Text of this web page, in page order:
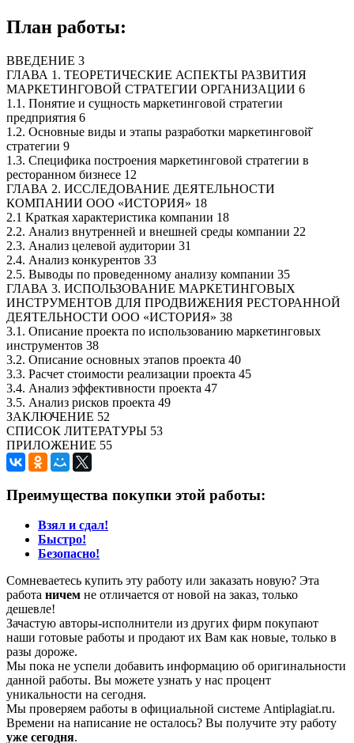
План работы:
ВВЕДЕНИЕ 3
ГЛАВА 1. ТЕОРЕТИЧЕСКИЕ АСПЕКТЫ РАЗВИТИЯ
МАРКЕТИНГОВОЙ СТРАТЕГИИ ОРГАНИЗАЦИИ 6
1.1. Понятие и сущность маркетинговой стратегии
предприятия 6
1.2. Основные виды и этапы разработки маркетинговой̆
стратегии 9
1.3. Специфика построения маркетинговой стратегии в
ресторанном бизнесе 12
ГЛАВА 2. ИССЛЕДОВАНИЕ ДЕЯТЕЛЬНОСТИ
КОМПАНИИ ООО «ИСТОРИЯ» 18
2.1 Краткая характеристика компании 18
2.2. Анализ внутренней и внешней среды компании 22
2.3. Анализ целевой аудитории 31
2.4. Анализ конкурентов 33
2.5. Выводы по проведенному анализу компании 35
ГЛАВА 3. ИСПОЛЬЗОВАНИЕ МАРКЕТИНГОВЫХ
ИНСТРУМЕНТОВ ДЛЯ ПРОДВИЖЕНИЯ РЕСТОРАННОЙ
ДЕЯТЕЛЬНОСТИ ООО «ИСТОРИЯ» 38
3.1. Описание проекта по использованию маркетинговых
инструментов 38
3.2. Описание основных этапов проекта 40
3.3. Расчет стоимости реализации проекта 45
3.4. Анализ эффективности проекта 47
3.5. Анализ рисков проекта 49
ЗАКЛЮЧЕНИЕ 52
СПИСОК ЛИТЕРАТУРЫ 53
ПРИЛОЖЕНИЕ 55
Преимущества покупки этой работы:
Взял и сдал!
Быстро!
Безопасно!
Сомневаетесь купить эту работу или заказать новую? Эта
работа ничем не отличается от новой на заказ, только
дешевле!
Зачастую авторы-исполнители из других фирм покупают
наши готовые работы и продают их Вам как новые, только в
разы дороже.
Мы пока не успели добавить информацию об оригинальности
данной работы. Вы можете узнать у нас процент
уникальности на сегодня.
Мы проверяем работы в официальной системе Аntiplagiat.ru.
Времени на написание не осталось? Вы получите эту работу
уже сегодня.